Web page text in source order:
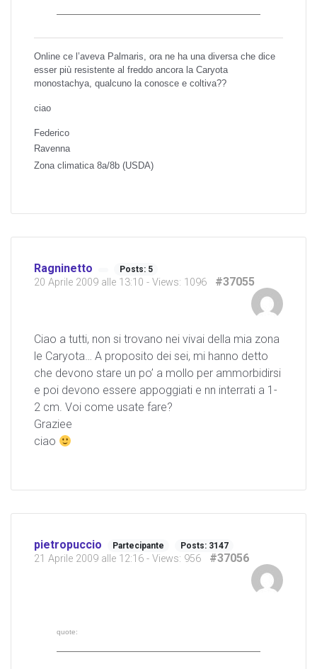
Online ce l’aveva Palmaris, ora ne ha una diversa che dice
esser più resistente al freddo ancora la Caryota
monostachya, qualcuno la conosce e coltiva??
ciao
Federico
Ravenna
Zona climatica 8a/8b (USDA)
Ragninetto Posts: 5
20 Aprile 2009 alle 13:10 - Views: 1096 #37055
Ciao a tutti, non si trovano nei vivai della mia zona
le Caryota… A proposito dei sei, mi hanno detto
che devono stare un po’ a mollo per ammorbidirsi
e poi devono essere appoggiati e nn interrati a 1-
2 cm. Voi come usate fare?
Graziee
ciao
pietropuccio Partecipante Posts: 3147
21 Aprile 2009 alle 12:16 - Views: 956 #37056
quote: